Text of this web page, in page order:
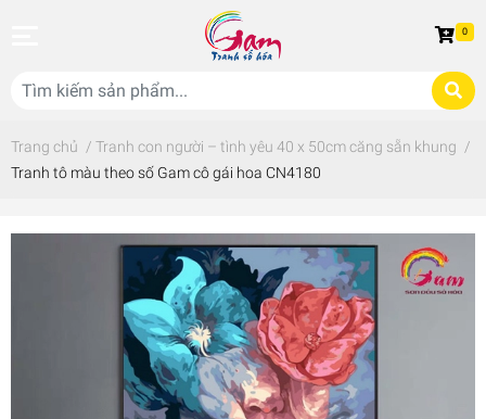
0
Trang chủ / Tranh con người – tình yêu 40 x 50cm căng sẵn khung /
Tranh tô màu theo số Gam cô gái hoa CN4180